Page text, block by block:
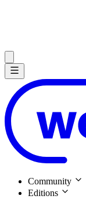
Community
Editions